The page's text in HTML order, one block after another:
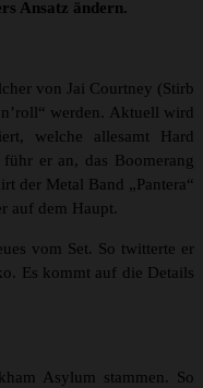
Ansatz ändern.
von Jai Courtney (Stirb
werden. Aktuell wird
welche allesamt Hard
er an, das Boomerang
der Metal Band „Pantera“
auf dem Haupt.
vom Set. So twitterte er
Es kommt auf die Details
Asylum stammen. So